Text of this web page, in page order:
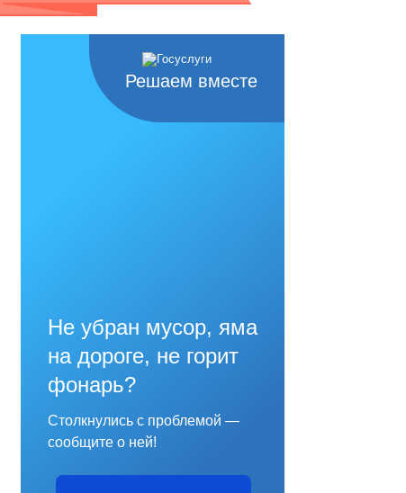
Решаем вместе
Не убран мусор, яма
на дороге, не горит
фонарь?
Столкнулись с проблемой —
сообщите о ней!